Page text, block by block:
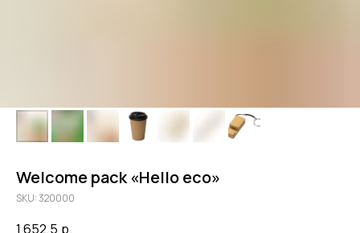
Welcome pack «Hello eco»
SKU:320000
1 652,5 р.